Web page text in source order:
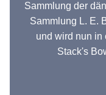
Sammlung der
Sammlung L. E.
und wird nun in
Stack's